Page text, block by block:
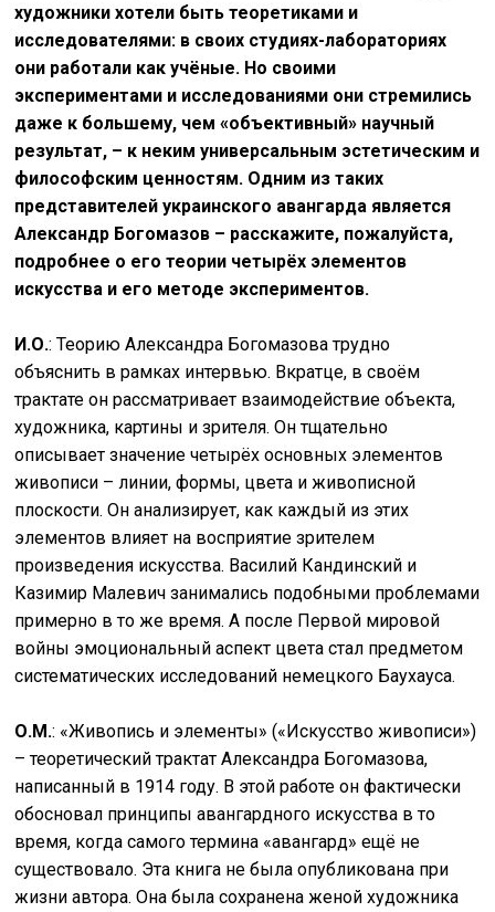
художники хотели быть теоретиками и
исследователями: в своих студиях-лабораториях
они работали как учёные. Но своими
экспериментами и исследованиями они стремились
даже к большему, чем «объективный» научный
результат, – к неким универсальным эстетическим и
философским ценностям. Одним из таких
представителей украинского авангарда является
Александр Богомазов – расскажите, пожалуйста,
подробнее о его теории четырёх элементов
искусства и его методе экспериментов.
И.О.: Теорию Александра Богомазова трудно
объяснить в рамках интервью. Вкратце, в своём
трактате он рассматривает взаимодействие объекта,
художника, картины и зрителя. Он тщательно
описывает значение четырёх основных элементов
живописи – линии, формы, цвета и живописной
плоскости. Он анализирует, как каждый из этих
элементов влияет на восприятие зрителем
произведения искусства. Василий Кандинский и
Казимир Малевич занимались подобными проблемами
примерно в то же время. А после Первой мировой
войны эмоциональный аспект цвета стал предметом
систематических исследований немецкого Баухауса.
О.М.: «Живопись и элементы» («Искусство живописи»)
– теоретический трактат Александра Богомазова,
написанный в 1914 году. В этой работе он фактически
обосновал принципы авангардного искусства в то
время, когда самого термина «авангард» ещё не
существовало. Эта книга не была опубликована при
жизни автора. Она была сохранена женой художника